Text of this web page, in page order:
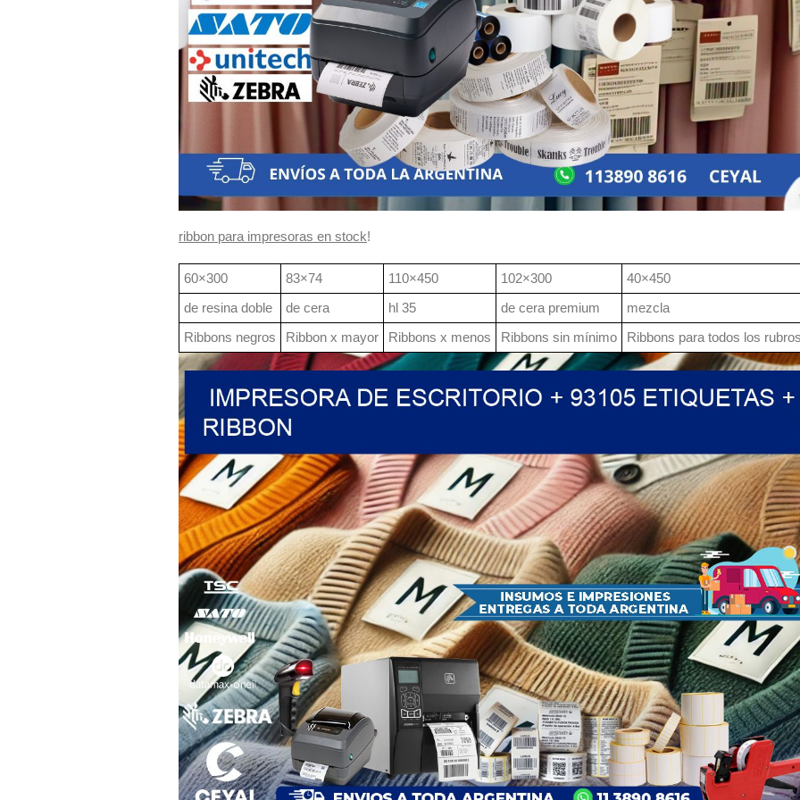
ribbon para impresoras en stock!
60×300 83×74 110×450 102×300
40×450
de resina doble
de cera hl 35 de cera premium
mezcla
Ribbons negros
Ribbon x mayor Ribbons x menos Ribbons sin mínimo Ribbons para todos los